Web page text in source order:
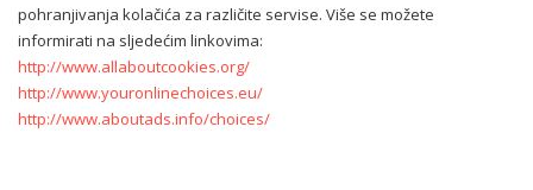
pohranjivanja kolačića za različite servise. Više se možete
informirati na sljedećim linkovima:
http://www.allaboutcookies.org/
http://www.youronlinechoices.eu/
http://www.aboutads.info/choices/